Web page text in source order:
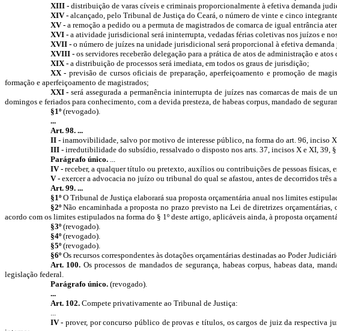
XIII -distribuição de varas cíveis e criminais proporcionalmente à efetiva demanda
XIV -alcançado, pelo Tribunal de Justiça do Ceará, o número de vinte e cinco
XV -a remoção a pedido ou a permuta de magistrados de comarca de igual entrância
XVI -a atividade jurisdicional será ininterrupta, vedadas férias coletivas nos juízos e
XVII -o número de juízes na unidade jurisdicional será proporcional à efetiva
XVIII -os servidores receberão delegação para a prática de atos de administração e
XIX -a distribuição de processos será imediata, em todos os graus de jurisdição;
XX - previsão de cursos oficiais de preparação, aperfeiçoamento e promoção de
formação e aperfeiçoamento de magistrados;
XXI -será assegurada a permanência ininterrupta de juízes nas comarcas de mais
domingos e feriados para conhecimento, com a devida presteza, de habeas corpus, mandado de
§1º(revogado).
...
Art. 98. ...
II -inamovibilidade, salvo por motivo de interesse público, na forma do art. 96, inciso
III -irredutibilidade do subsídio, ressalvado o disposto nos arts. 37, incisos X e XI, 39,
Parágrafo único....
IV -receber, a qualquer título ou pretexto, auxílios ou contribuições de pessoas físicas,
V - exercer a advocacia no juízo ou tribunal do qual se afastou, antes de decorridos três
Art. 99. ...
§1º O Tribunal de Justiça elaborará sua proposta orçamentária anual nos limites
§2ºNão encaminhada a proposta no prazo previsto na Lei de diretrizes
acordo com os limites estipulados na forma do § 1º deste artigo, aplicáveis ainda, à proposta
§3º(revogado).
§4º(revogado).
§5º(revogado).
§6ºOs recursos correspondentes às dotações orçamentárias destinadas ao Poder
Art. 100. Os processos de mandados de segurança, habeas corpus, habeas data,
legislação federal.
Parágrafo único. (revogado).
...
Art. 102. Compete privativamente ao Tribunal de Justiça:
...
IV - prover, por concurso público de provas e títulos, os cargos de juiz da respectiva